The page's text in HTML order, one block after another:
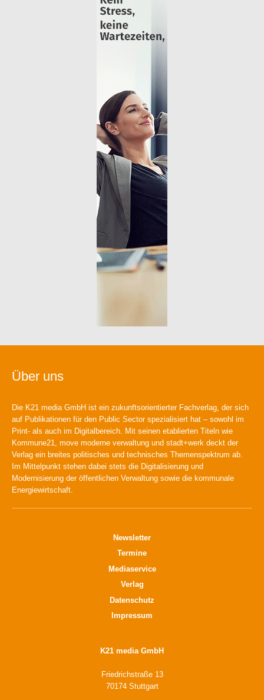
Über uns
Die K21 media GmbH ist ein zukunftsorientierter Fachverlag, der sich
auf Publikationen für den Public Sector spezialisiert hat – sowohl im
Print- als auch im Digitalbereich. Mit seinen etablierten Titeln wie
Kommune21, move moderne verwaltung und stadt+werk deckt der
Verlag ein breites politisches und technisches Themenspektrum ab.
Im Mittelpunkt stehen dabei stets die Digitalisierung und
Modernisierung der öffentlichen Verwaltung sowie die kommunale
Energiewirtschaft.
Newsletter
Termine
Mediaservice
Verlag
Datenschutz
Impressum
K21 media GmbH
Friedrichstraße 13
70174 Stuttgart